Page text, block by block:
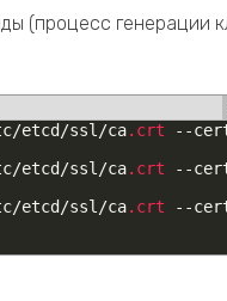
(процесс генерации
/etcd /ssl /ca.crt --
/etcd /ssl /ca.crt --
/etcd /ssl /ca.crt --